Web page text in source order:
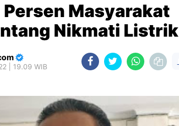
Masyarakat
Nikmati Listrik
| 19.09 WIB